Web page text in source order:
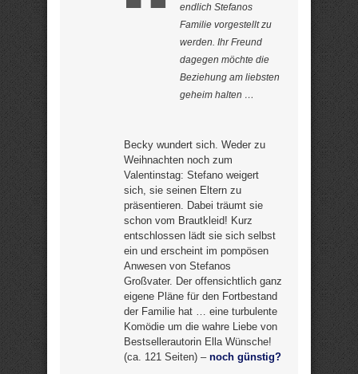
endlich Stefanos
Familie vorgestellt zu
werden. Ihr Freund
dagegen möchte die
Beziehung am liebsten
geheim halten …
Becky wundert sich. Weder zu
Weihnachten noch zum
Valentinstag: Stefano weigert
sich, sie seinen Eltern zu
präsentieren. Dabei träumt sie
schon vom Brautkleid! Kurz
entschlossen lädt sie sich selbst
ein und erscheint im pompösen
Anwesen von Stefanos
Großvater. Der offensichtlich ganz
eigene Pläne für den Fortbestand
der Familie hat … eine turbulente
Komödie um die wahre Liebe von
Bestsellerautorin Ella Wünsche!
(ca. 121 Seiten) – noch günstig?